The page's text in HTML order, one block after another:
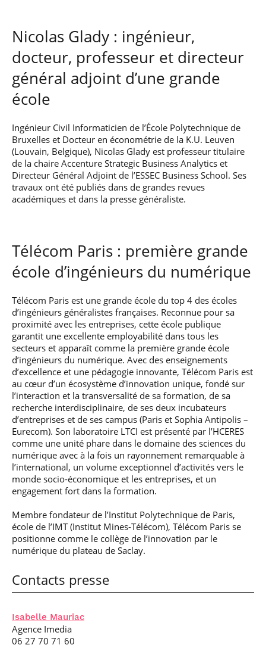
Nicolas Glady : ingénieur,
docteur, professeur et directeur
général adjoint d’une grande
école
Ingénieur Civil Informaticien de l’École Polytechnique de
Bruxelles et Docteur en économétrie de la K.U. Leuven
(Louvain, Belgique), Nicolas Glady est professeur titulaire
de la chaire Accenture Strategic Business Analytics et
Directeur Général Adjoint de l’ESSEC Business School. Ses
travaux ont été publiés dans de grandes revues
académiques et dans la presse généraliste.
Télécom Paris : première grande
école d’ingénieurs du numérique
Télécom Paris est une grande école du top 4 des écoles
d’ingénieurs généralistes françaises. Reconnue pour sa
proximité avec les entreprises, cette école publique
garantit une excellente employabilité dans tous les
secteurs et apparaît comme la première grande école
d’ingénieurs du numérique. Avec des enseignements
d’excellence et une pédagogie innovante, Télécom Paris est
au cœur d’un écosystème d’innovation unique, fondé sur
l’interaction et la transversalité de sa formation, de sa
recherche interdisciplinaire, de ses deux incubateurs
d’entreprises et de ses campus (Paris et Sophia Antipolis –
Eurecom). Son laboratoire LTCI est présenté par l’HCERES
comme une unité phare dans le domaine des sciences du
numérique avec à la fois un rayonnement remarquable à
l’international, un volume exceptionnel d’activités vers le
monde socio-économique et les entreprises, et un
engagement fort dans la formation.
Membre fondateur de l’Institut Polytechnique de Paris,
école de l’IMT (Institut Mines-Télécom), Télécom Paris se
positionne comme le collège de l’innovation par le
numérique du plateau de Saclay.
Contacts presse
Isabelle Mauriac
Agence Imedia
06 27 70 71 60